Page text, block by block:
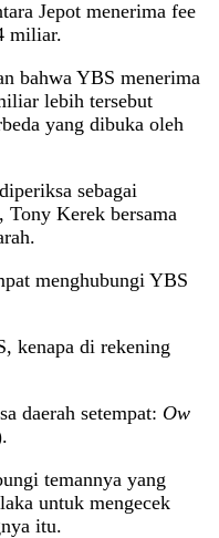
Jepot menerima fee
miliar.
bahwa YBS menerima
lebih tersebut
yang dibuka oleh
sebagai
Tony Kerek bersama
menghubungi YBS
kenapa di rekening
daerah setempat: Ow
temannya yang
untuk mengecek
itu.